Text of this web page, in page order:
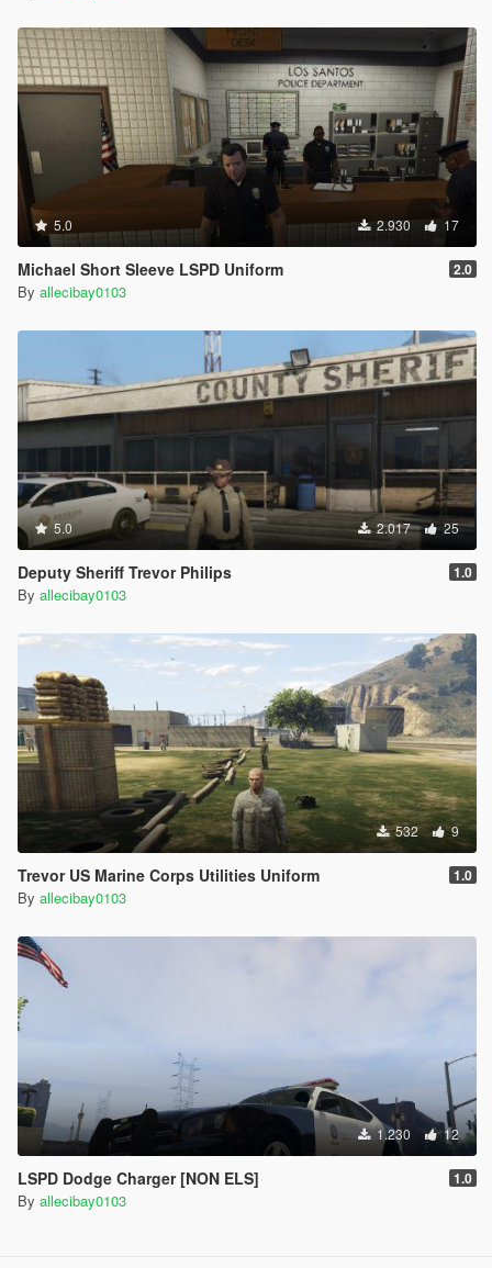
5.0 2.930 17
Michael Short Sleeve LSPD Uniform 2.0
By allecibay0103
5.0 2.017 25
Deputy Sheriff Trevor Philips 1.0
By allecibay0103
532 9
Trevor US Marine Corps Utilities Uniform 1.0
By allecibay0103
1.230 12
LSPD Dodge Charger [NON ELS] 1.0
By allecibay0103